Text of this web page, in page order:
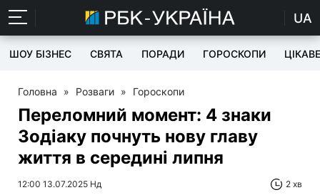
UA
ШОУ БІЗНЕС СВЯТА ПОРАДИ ГОРОСКОПИ ЦІКАВЕ
Головна » Розваги » Гороскопи
Переломний момент: 4 знаки
Зодіаку почнуть нову главу
життя в середині липня
12:00 13.07.2025 Нд 2 хв